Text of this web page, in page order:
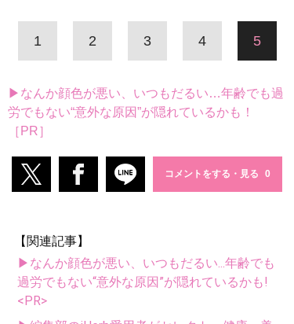
1 2 3 4 5
▶なんか顔色が悪い、いつもだるい…年齢でも過
労でもない“意外な原因”が隠れているかも！
［PR］
コメントをする・見る
【関連記事】
▶なんか顔色が悪い、いつもだるい...年齢でも
過労でもない“意外な原因”が隠れているかも!
<PR>